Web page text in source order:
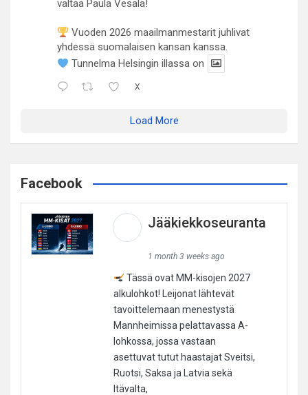
valtaa Paula Vesala!
Vuoden 2026 maailmanmestarit juhlivat
yhdessä suomalaisen kansan kanssa.
Tunnelma Helsingin illassa on
X
Load More
Facebook
Jääkiekkoseuranta
1 month 3 weeks ago
Tässä ovat MM-kisojen 2027
alkulohkot! Leijonat lähtevät
tavoittelemaan menestystä
Mannheimissa pelattavassa A-
lohkossa, jossa vastaan
asettuvat tutut haastajat Sveitsi,
Ruotsi, Saksa ja Latvia sekä
Itävalta,